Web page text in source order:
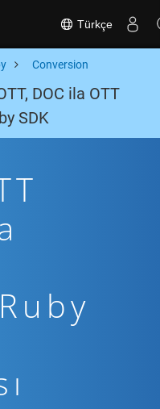
Türkçe
Conversion
DOC ila OTT
SDK